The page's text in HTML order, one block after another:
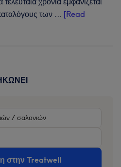
των … [Read
στην Treatwell